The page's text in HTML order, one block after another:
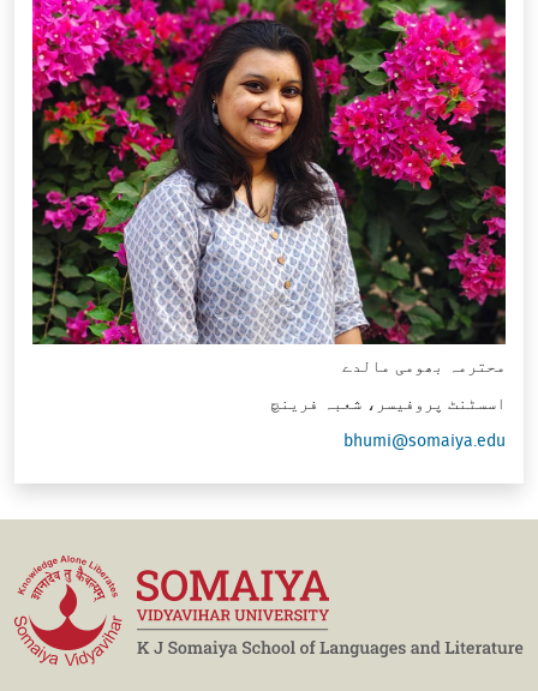
محترمہ بھومی مالدے
اسسٹنٹ پروفیسر، شعبہ فرینچ
bhumi@somaiya.edu